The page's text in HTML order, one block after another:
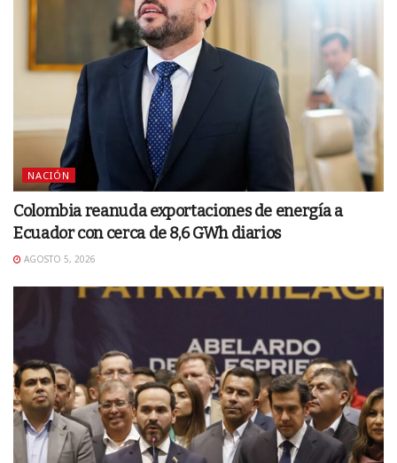
NACIÓN
Colombia reanuda exportaciones de energía a
Ecuador con cerca de 8,6 GWh diarios
AGOSTO 5, 2026